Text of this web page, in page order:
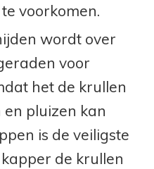
voorkomen.
wordt over
voor
het de krullen
pluizen kan
is de veiligste
de krullen